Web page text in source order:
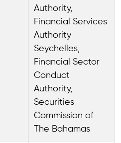
Authority,
Financial Services
Authority
Seychelles,
Financial Sector
Conduct
Authority,
Securities
Commission of
The Bahamas